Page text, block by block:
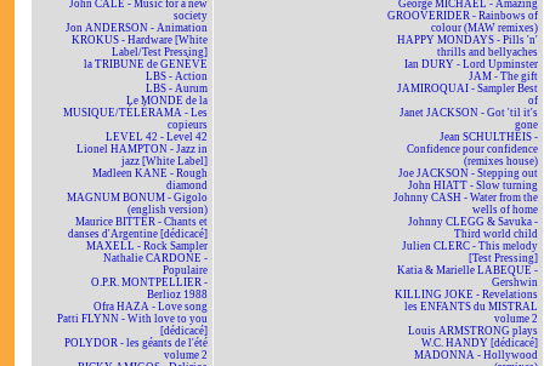
John CALE - Music for a new
society
Jon ANDERSON - Animation
KROKUS - Hardware [White
Label/Test Pressing]
la TRIBUNE de GENÈVE
LBS - Action
LBS - Aurum
Le MONDE de la
MUSIQUE/TÉLÉRAMA - Les
copieurs
LEVEL 42 - Level 42
Lionel HAMPTON - Jazz in
jazz [White Label]
Madleen KANE - Rough
diamond
MAGNUM BONUM - Gigolo
(english version)
Maurice BITTER - Chants et
danses d'Argentine [dédicacé]
MAXELL - Rock Sampler
Nathalie CARDONE -
Populaire
O.P.R. MONTPELLIER -
Berlioz 1988
Ofra HAZA - Love song
Patti FLYNN - With love to you
[dédicacé]
POLYDOR - les géants de l'été
volume 2
George MICHAEL - Amazing
GROOVERIDER - Rainbows of
colour (MAW remixes)
HAPPY MONDAYS - Pills 'n'
thrills and bellyaches
Ian DURY - Lord Upminster
JAM - The gift
JAMIROQUAI - Sampler Best
of
Janet JACKSON - Got 'til it's
gone
Jean SCHULTHEIS -
Confidence pour confidence
(remixes house)
Joe JACKSON - Stepping out
John HIATT - Slow turning
Johnny CASH - Water from the
wells of home
Johnny CLEGG & Savuka -
Third world child
Julien CLERC - This melody
[Test Pressing]
Katia & Marielle LABEQUE -
Gershwin
KILLING JOKE - Revelations
les ENFANTS du MISTRAL
volume 2
Louis ARMSTRONG plays
W.C. HANDY [dédicacé]
MADONNA - Hollywood